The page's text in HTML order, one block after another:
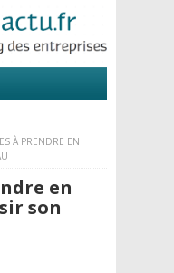
À PRENDRE EN
en
son